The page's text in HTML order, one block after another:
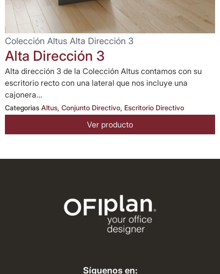
Colección Altus Alta Dirección 3
Alta Dirección 3
Alta dirección 3 de la Colección Altus contamos con su
escritorio recto con una lateral que nos incluye una
cajonera...
Categorias Altus, Conjunto Directivo, Escritorio Directivo
Ver producto
Síguenos en: